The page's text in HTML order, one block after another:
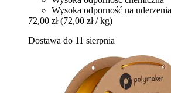
Wysoka odporność na uderzenia
72,00 zł (72,00 zł / kg)
Dostawa do 11 sierpnia